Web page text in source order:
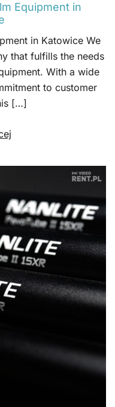
Equipment in
in Katowice We
that fulfills the needs
With a wide
to customer
[…]